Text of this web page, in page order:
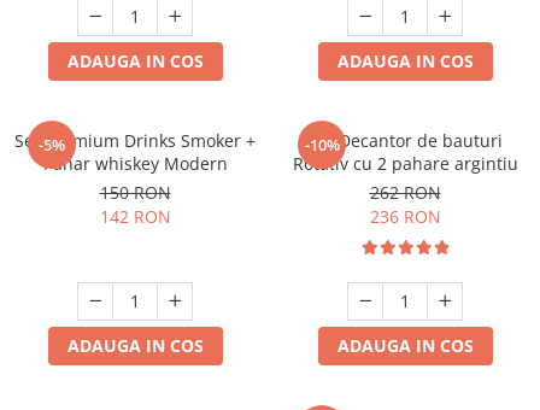
ADAUGA IN COS ADAUGA IN COS
-5%
Set premium Drinks Smoker +
Pahar whiskey Modern
150 RON
142 RON
ADAUGA IN COS
-10%
Set Decantor de bauturi
Rotativ cu 2 pahare argintiu
262 RON
236 RON
ADAUGA IN COS